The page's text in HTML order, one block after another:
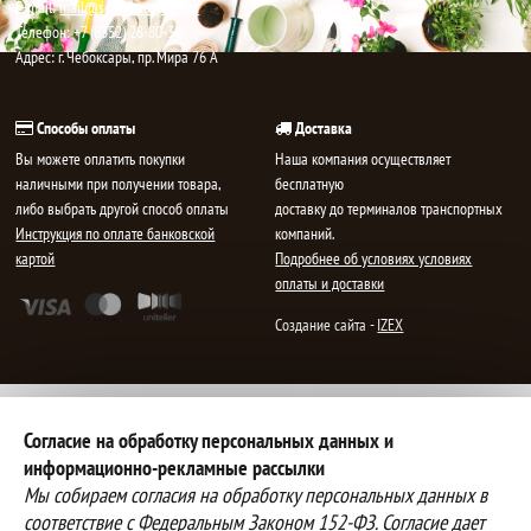
Согласие на обработку персональных данных и
информационно-рекламные рассылки
Мы собираем согласия на обработку персональных данных в
соответствие с Федеральным Законом 152-ФЗ. Согласие дает
E-mail:mail@semenauspeha.ru
Телефон: +7 (8352) 28-80-34
Адрес: г. Чебоксары, пр. Мира 76 А
Способы оплаты
Вы можете оплатить покупки
наличными при получении товара,
либо выбрать другой способ оплаты
Инструкция по оплате банковской
картой
Доставка
Наша компания осуществляет
бесплатную
доставку до терминалов транспортных
компаний.
Подробнее об условиях условиях
оплаты и доставки
Создание сайта -IZEX